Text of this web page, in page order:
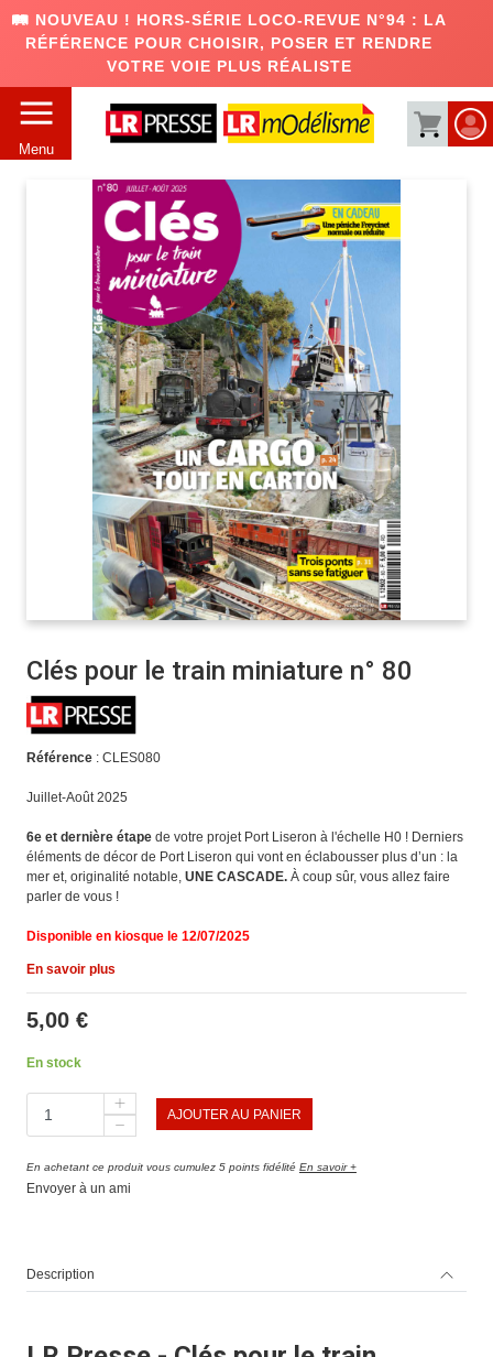
🛤️ NOUVEAU ! HORS-SÉRIE LOCO-REVUE N°94 : LA
RÉFÉRENCE POUR CHOISIR, POSER ET RENDRE
VOTRE VOIE PLUS RÉALISTE
Menu
Clés pour le train miniature n° 80
Référence: CLES080
Juillet-Août 2025
6e et dernière étapede votre projet Port Liseron à l'échelle H0 ! Derniers
éléments de décor de Port Liseron qui vont en éclabousser plus d’un : la
mer et, originalité notable, UNE CASCADE.À coup sûr, vous allez faire
parler de vous !
Disponible en kiosque le 12/07/2025
En savoir plus
5,00 €
En stock
AJOUTER AU PANIER
En achetant ce produit vous cumulez 5 points fidélité En savoir +
Envoyer à un ami
Description